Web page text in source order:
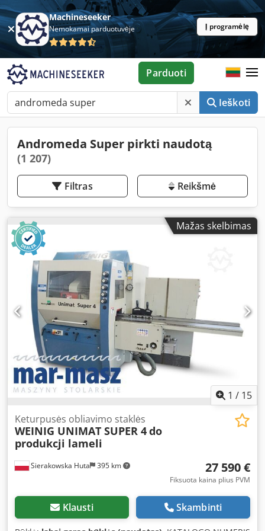
Machineseeker
Nemokamai parduotuvėje Į programėlę
Ieškoti
Parduoti
Andromeda Super pirkti naudotą
(1 207)
Filtras Reikšmė
Mažas skelbimas
1 / 15
Sierakowska Huta 395 km
Keturpusės obliavimo staklės
WEINIG UNIMAT SUPER 4do
produkcji lameli
27 590 €
Fiksuota kaina plius PVM
Klausti Skambinti